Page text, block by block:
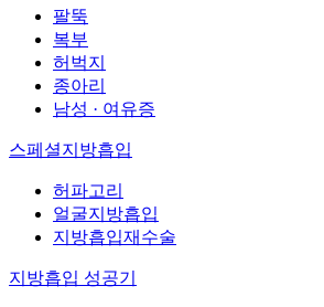
팔뚝
복부
허벅지
종아리
남성 · 여유증
스페셜지방흡입
허파고리
얼굴지방흡입
지방흡입재수술
지방흡입 성공기